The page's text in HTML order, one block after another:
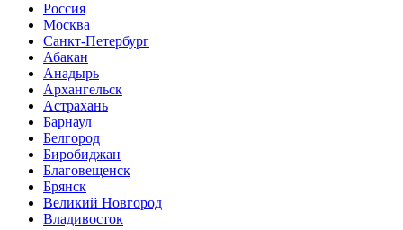
Россия
Москва
Санкт-Петербург
Абакан
Анадырь
Архангельск
Астрахань
Барнаул
Белгород
Биробиджан
Благовещенск
Брянск
Великий Новгород
Владивосток